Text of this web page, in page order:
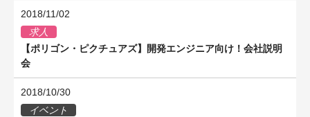
2018/11/02
求人
【ポリゴン・ピクチュアズ】開発エンジニア向け！会社説明
会
2018/10/30
イベント